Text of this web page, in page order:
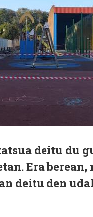
deitu du
Era
deitu den